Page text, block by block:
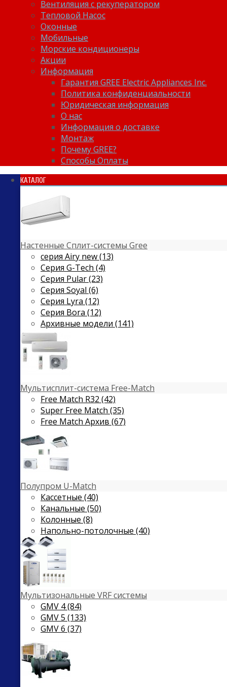
Вентиляция с рекуператором
Тепловой Насос
Оконные
Мобильные
Морские кондиционеры
Акции
Информация
Гарантия GREE Electric Appliances Inc.
Политика конфиденциальности
Юридическая информация
О нас
Информация о доставке
Монтаж
Почему GREE?
Способы Оплаты
КАТАЛОГ
Настенные Сплит-системы Gree
серия Airy new (13)
Серия G-Tech (4)
Серия Pular (23)
Cерия Soyal (6)
Серия Lyra (12)
Серия Bora (12)
Архивные модели (141)
Мультисплит-система Free-Match
Free Match R32 (42)
Super Free Match (35)
Free Match Архив (67)
Полупром U-Match
Кассетные (40)
Канальные (50)
Колонные (8)
Напольно-потолочные (40)
Мультизональные VRF системы
GMV 4 (84)
GMV 5 (133)
GMV 6 (37)